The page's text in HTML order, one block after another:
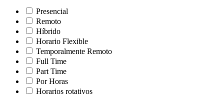
Presencial
Remoto
Híbrido
Horario Flexible
Temporalmente Remoto
Full Time
Part Time
Por Horas
Horarios rotativos